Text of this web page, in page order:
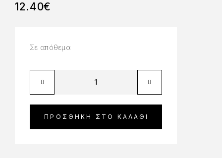
12.40€
Σε απόθεμα
ΠΡΟΣΘΉΚΗ ΣΤΟ ΚΑΛΆΘΙ